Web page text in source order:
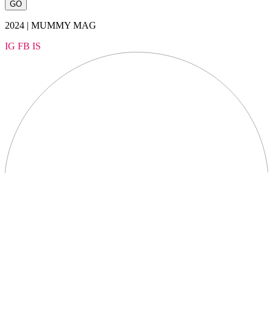
2024 | MUMMY MAG
IG FB IS